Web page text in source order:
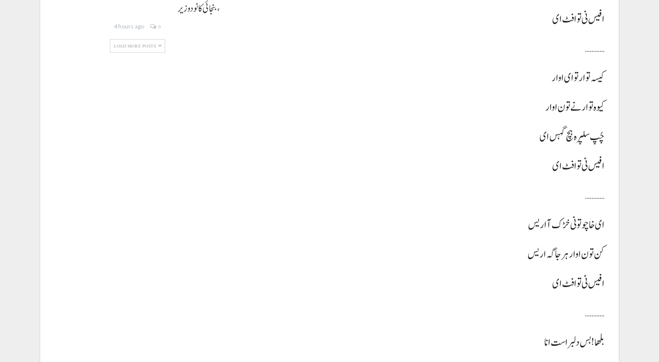
افیس نی تو افٹ ای
…………
کیسہ توار تو ای اوار
کیوہ توار نے تون اوار
چُپ سلپرہ ہچ گہس ای
افیس نی تو افٹ ای
…………
ای خاچو تو نی خڑک آ اریس
کن تون اوار ہر جاگہ اریس
افیس نی تو افٹ ای
…………
بلھا! بس دلبر است انا
،بنجائی کانودوزیر
4 hours ago 0
LOAD MORE POSTS